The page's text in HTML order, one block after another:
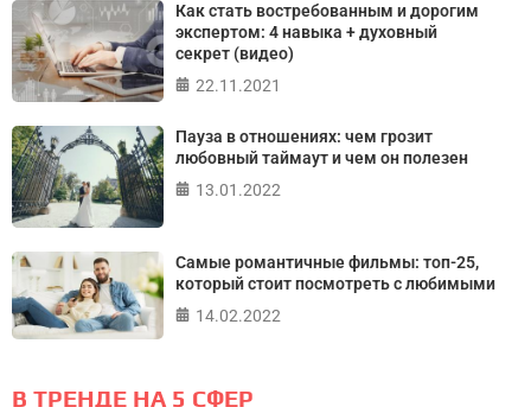
Как стать востребованным и дорогим
экспертом: 4 навыка + духовный
секрет (видео)
22.11.2021
Пауза в отношениях: чем грозит
любовный таймаут и чем он полезен
13.01.2022
Самые романтичные фильмы: топ-25,
который стоит посмотреть с любимыми
14.02.2022
В ТРЕНДЕ НА 5 СФЕР